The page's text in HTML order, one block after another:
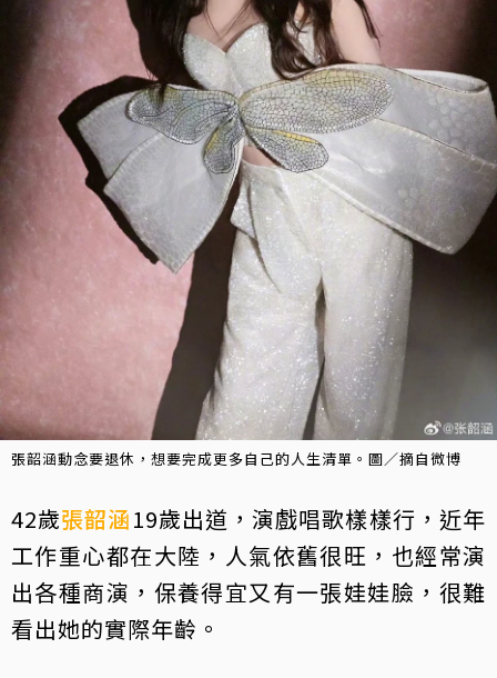
張韶涵動念要退休，想要完成更多自己的人生清單。圖／摘自微博
42歲張韶涵19歲出道，演戲唱歌樣樣行，近年
工作重心都在大陸，人氣依舊很旺，也經常演
出各種商演，保養得宜又有一張娃娃臉，很難
看出她的實際年齡。